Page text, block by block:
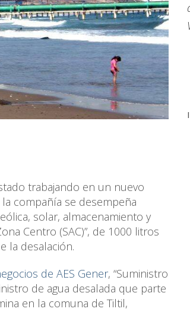
trabajando en un nuevo
compañía se desempeña
solar, almacenamiento y
Centro (SAC)”, de 1000 litros
la desalación.
de AES Gener, “Suministro
de agua desalada que parte
en la comuna de Tiltil,